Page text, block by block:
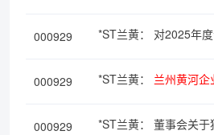
000929 *ST兰黄： 对2025年
000929 *ST兰黄： 兰州黄河企
000929 *ST兰黄： 董事会关于